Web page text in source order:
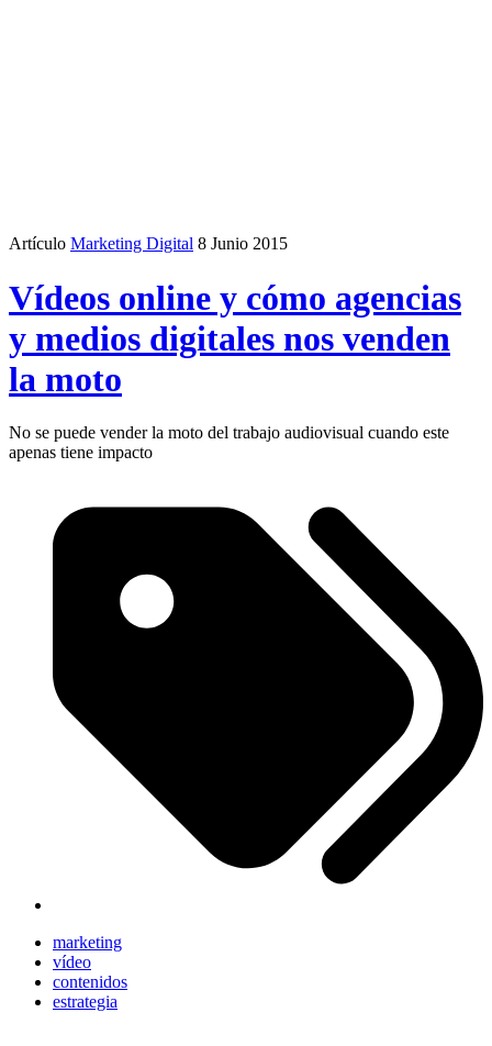
Artículo Marketing Digital 8 Junio 2015
Vídeos online y cómo agencias
y medios digitales nos venden
la moto
No se puede vender la moto del trabajo audiovisual cuando este
apenas tiene impacto
marketing
vídeo
contenidos
estrategia